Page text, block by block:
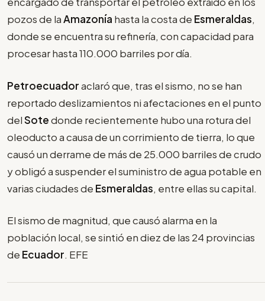
pozos de laAmazonía hasta la costa de Esmeraldas,
donde se encuentra su refinería, con capacidad para
procesar hasta 110.000 barriles por día.
Petroecuadoraclaró que, tras el sismo, no se han
reportado deslizamientos ni afectaciones en el punto
delSotedonde recientemente hubo una rotura del
oleoducto a causa de un corrimiento de tierra, lo que
causó un derrame de más de 25.000 barriles de crudo
y obligó a suspender el suministro de agua potable en
varias ciudades de Esmeraldas, entre ellas su capital.
El sismo de magnitud, que causó alarma en la
población local, se sintió en diez de las 24 provincias
de Ecuador. EFE